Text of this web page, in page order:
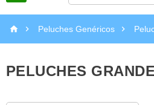
  Peluches Genéricos 
PELUCHES